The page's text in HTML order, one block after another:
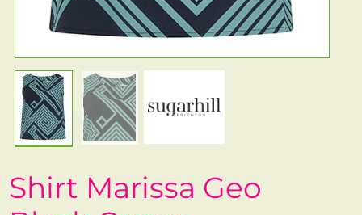
Shirt Marissa Geo